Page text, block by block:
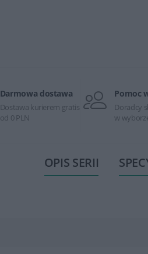
Darmowa dostawa
Dostawa kurierem gratis
od 0 PLN
Pomoc
Doradcy
w
OPIS SERII